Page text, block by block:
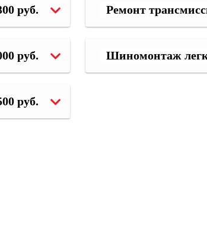
руб. Ремонт
руб. Шиномонтаж
руб.